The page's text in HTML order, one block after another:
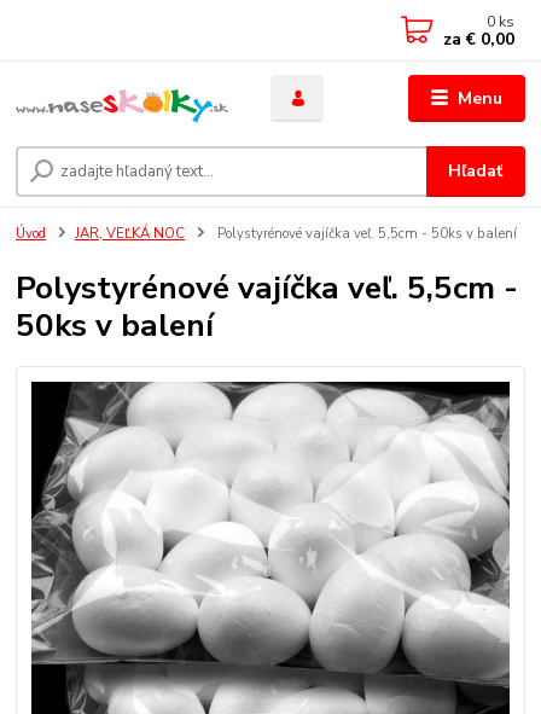
Menu
Hľadať
0 ks
za € 0,00
Úvod JAR, VEĽKÁ NOC Polystyrénové vajíčka veľ. 5,5cm - 50ks v balení
Polystyrénové vajíčka veľ. 5,5cm -
50ks v balení